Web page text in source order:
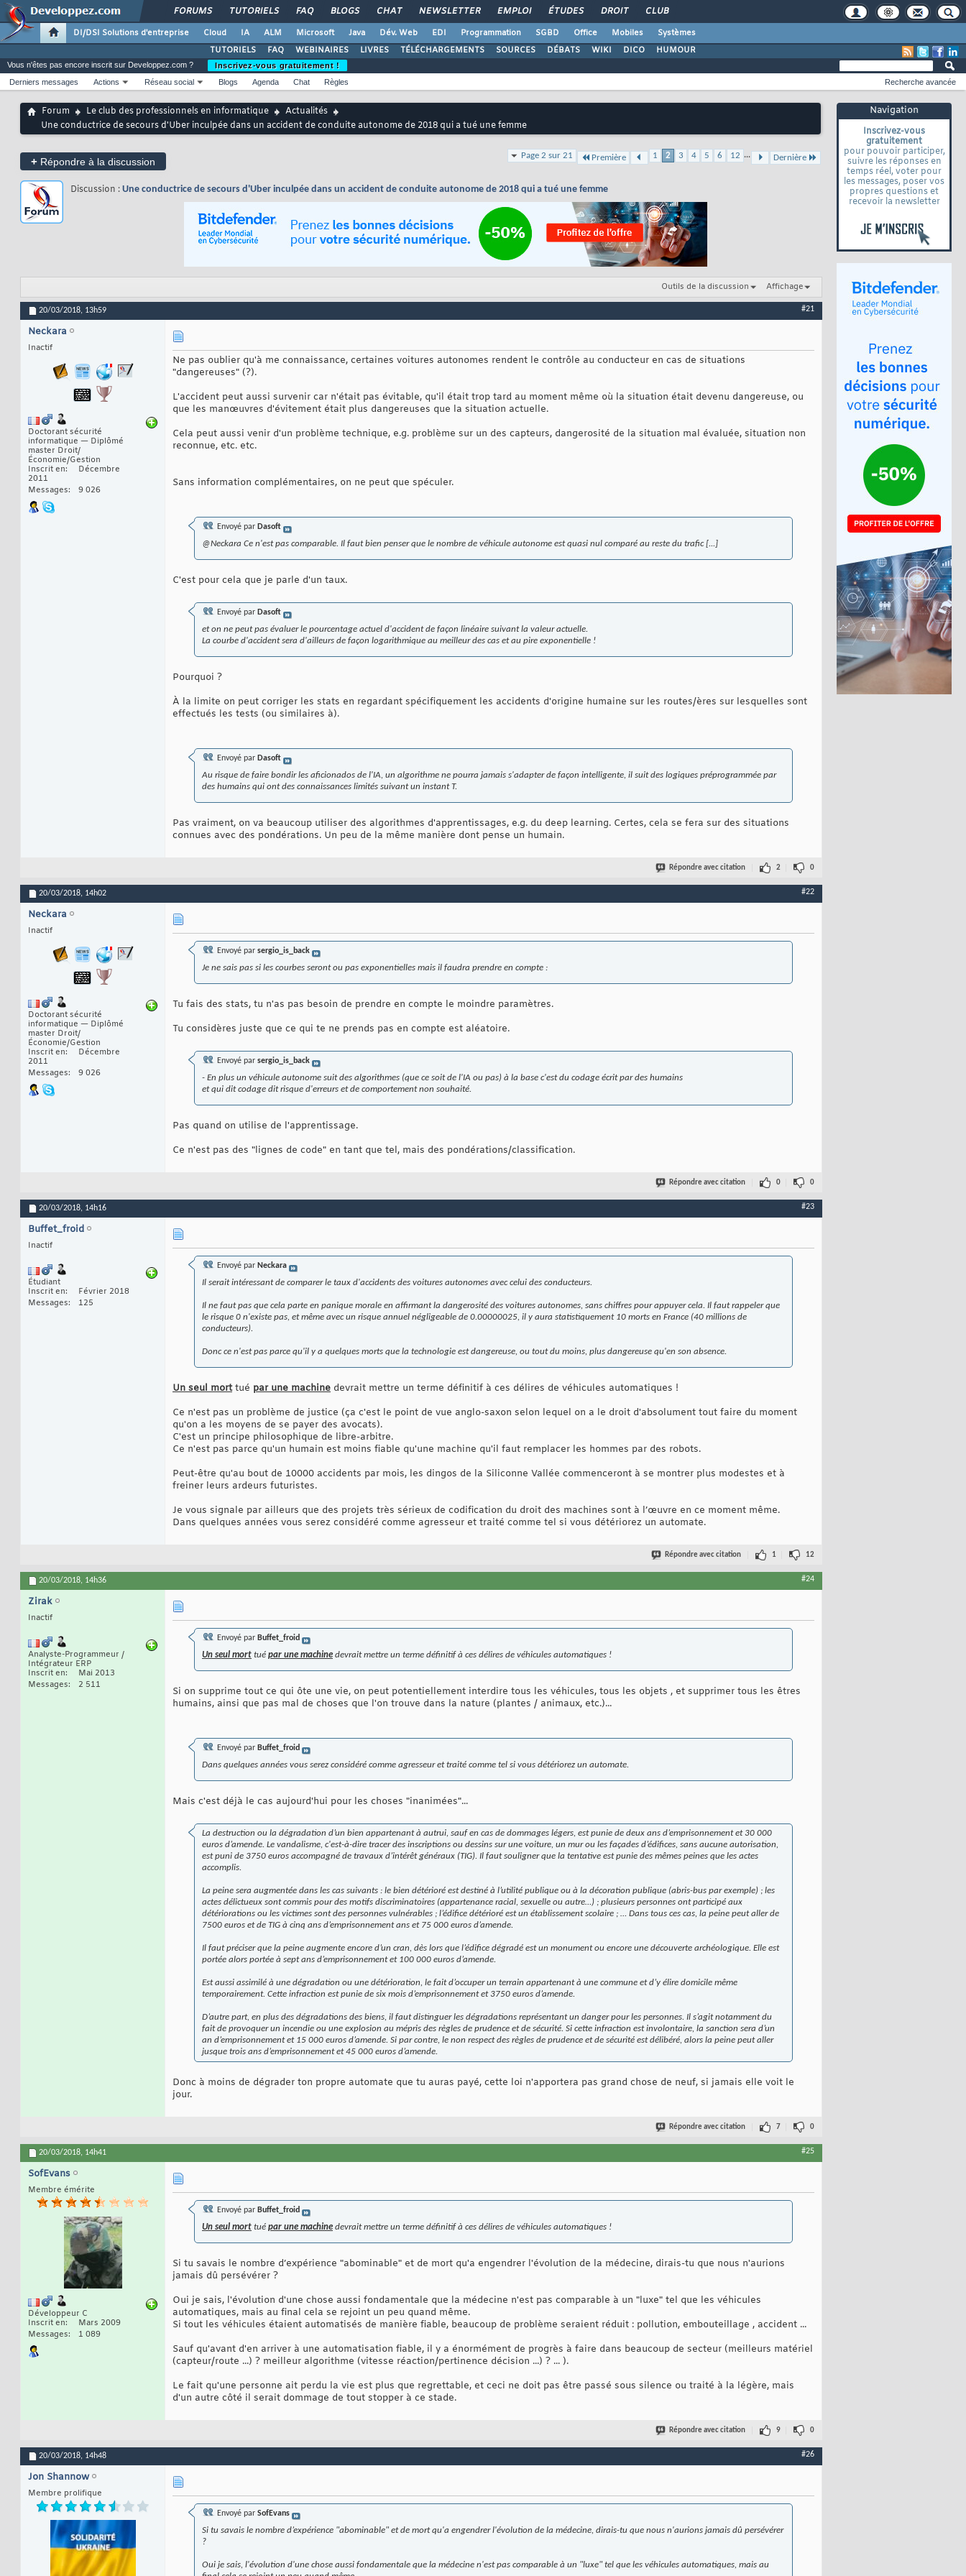
FORUMS TUTORIELS FAQ BLOGS CHAT NEWSLETTER EMPLOI ÉTUDES DROIT CLUB
DI/DSI Solutions d'entreprise Cloud IA ALM Microsoft Java Dév. Web EDI Programmation SGBD Office Mobiles
Systèmes
TUTORIELS
FAQ WEBINAIRES LIVRES TÉLÉCHARGEMENTS SOURCES DÉBATS WIKI DICO HUMOUR
Navigation
Inscrivez-vous
gratuitement
pour pouvoir participer,
suivre les réponses en
temps réel, voter pour
les messages, poser vos
propres questions et
recevoir la newsletter
Vous n'êtes pas encore inscrit sur Developpez.com ?
Inscrivez-vous gratuitement !
Derniers messages
Actions Réseau social Blogs Agenda Chat Règles Recherche avancée
Forum Le club des professionnels en informatique
Actualités
Une conductrice de secours d'Uber inculpée dans un accident de conduite autonome de 2018 qui a tué une femme
+ Répondre à la discussion
Page 2 sur 21 Première 1 2 3 4 5 6 12 ... Dernière
Discussion : Une conductrice de secours d'Uber inculpée dans un accident de conduite autonome de 2018 qui a tué une femme
Outils de la discussion Affichage
20/03/2018, 13h59 #21
Neckara
Inactif
Doctorant sécurité
informatique — Diplômé
master Droit/
Économie/Gestion
Inscrit en
Décembre
2011
Messages
9 026
Ne pas oublier qu'à me connaissance, certaines voitures autonomes rendent le contrôle au conducteur en cas de situations
"dangereuses" (?).
L'accident peut aussi survenir car n'était pas évitable, qu'il était trop tard au moment même où la situation était devenu dangereuse, ou
que les manœuvres d'évitement était plus dangereuses que la situation actuelle.
Cela peut aussi venir d'un problème technique, e.g. problème sur un des capteurs, dangerosité de la situation mal évaluée, situation non
reconnue, etc. etc.
Sans information complémentaires, on ne peut que spéculer.
Envoyé par Dasoft
@Neckara Ce n'est pas comparable. Il faut bien penser que le nombre de véhicule autonome est quasi nul comparé au reste du trafic [...]
C'est pour cela que je parle d'un taux.
Envoyé par Dasoft
et on ne peut pas évaluer le pourcentage actuel d'accident de façon linéaire suivant la valeur actuelle.
La courbe d'accident sera d'ailleurs de façon logarithmique au meilleur des cas et au pire exponentielle !
Pourquoi ?
À la limite on peut corriger les stats en regardant spécifiquement les accidents d'origine humaine sur les routes/ères sur lesquelles sont
effectués les tests (ou similaires à).
Envoyé par Dasoft
Au risque de faire bondir les aficionados de l'IA, un algorithme ne pourra jamais s'adapter de façon intelligente, il suit des logiques préprogrammée par
des humains qui ont des connaissances limités suivant un instant T.
Pas vraiment, on va beaucoup utiliser des algorithmes d'apprentissages, e.g. du deep learning. Certes, cela se fera sur des situations
connues avec des pondérations. Un peu de la même manière dont pense un humain.
Répondre avec citation 2 0
20/03/2018, 14h02 #22
Neckara
Inactif
Doctorant sécurité
informatique — Diplômé
master Droit/
Économie/Gestion
Inscrit en
Décembre
2011
Messages
9 026
Envoyé par sergio_is_back
Je ne sais pas si les courbes seront ou pas exponentielles mais il faudra prendre en compte :
Tu fais des stats, tu n'as pas besoin de prendre en compte le moindre paramètres.
Tu considères juste que ce qui te ne prends pas en compte est aléatoire.
Envoyé par sergio_is_back
- En plus un véhicule autonome suit des algorithmes (que ce soit de l'IA ou pas) à la base c'est du codage écrit par des humains
et qui dit codage dit risque d'erreurs et de comportement non souhaité.
Pas quand on utilise de l'apprentissage.
Ce n'est pas des "lignes de code" en tant que tel, mais des pondérations/classification.
Répondre avec citation 0 0
20/03/2018, 14h16 #23
Buffet_froid
Inactif
Étudiant
Inscrit en
Février 2018
Messages
125
Envoyé par Neckara
Il serait intéressant de comparer le taux d'accidents des voitures autonomes avec celui des conducteurs.
Il ne faut pas que cela parte en panique morale en affirmant la dangerosité des voitures autonomes, sans chiffres pour appuyer cela. Il faut rappeler que
le risque 0 n'existe pas, et même avec un risque annuel négligeable de 0.00000025, il y aura statistiquement 10 morts en France (40 millions de
conducteurs).
Donc ce n'est pas parce qu'il y a quelques morts que la technologie est dangereuse, ou tout du moins, plus dangereuse qu'en son absence.
Un seul morttué par une machine devrait mettre un terme définitif à ces délires de véhicules automatiques !
Ce n'est pas un problème de justice (ça c'est le point de vue anglo-saxon selon lequel on a le droit d'absolument tout faire du moment
qu'on a les moyens de se payer des avocats).
C'est un principe philosophique de libre-arbitre.
Ce n'est pas parce qu'un humain est moins fiable qu'une machine qu'il faut remplacer les hommes par des robots.
Peut-être qu'au bout de 10000 accidents par mois, les dingos de la Siliconne Vallée commenceront à se montrer plus modestes et à
freiner leurs ardeurs futuristes.
Je vous signale par ailleurs que des projets très sérieux de codification du droit des machines sont à l’œuvre en ce moment même.
Dans quelques années vous serez considéré comme agresseur et traité comme tel si vous détériorez un automate.
Répondre avec citation 1 12
20/03/2018, 14h36 #24
Zirak
Inactif
Analyste-Programmeur /
Intégrateur ERP
Inscrit en
Mai 2013
Messages
2 511
Envoyé par Buffet_froid
Un seul mort tué par une machine devrait mettre un terme définitif à ces délires de véhicules automatiques !
Si on supprime tout ce qui ôte une vie, on peut potentiellement interdire tous les véhicules, tous les objets , et supprimer tous les êtres
humains, ainsi que pas mal de choses que l'on trouve dans la nature (plantes / animaux, etc.)...
Envoyé par Buffet_froid
Dans quelques années vous serez considéré comme agresseur et traité comme tel si vous détériorez un automate.
Mais c'est déjà le cas aujourd'hui pour les choses "inanimées"...
La destruction ou la dégradation d’un bien appartenant à autrui, sauf en cas de dommages légers, est punie de deux ans d’emprisonnement et 30 000
euros d’amende. Le vandalisme, c'est-à-dire tracer des inscriptions ou dessins sur une voiture, un mur ou les façades d’édifices, sans aucune autorisation,
est puni de 3750 euros accompagné de travaux d’intérêt généraux (TIG). Il faut souligner que la tentative est punie des mêmes peines que les actes
accomplis.
La peine sera augmentée dans les cas suivants : le bien détérioré est destiné à l’utilité publique ou à la décoration publique (abris-bus par exemple) ; les
actes délictueux sont commis pour des motifs discriminatoires (appartenance racial, sexuelle ou autre…) ; plusieurs personnes ont participé aux
détériorations ou les victimes sont des personnes vulnérables ; l’édifice détérioré est un établissement scolaire ; … Dans tous ces cas, la peine peut aller de
7500 euros et de TIG à cinq ans d’emprisonnement ans et 75 000 euros d’amende.
Il faut préciser que la peine augmente encore d’un cran, dès lors que l’édifice dégradé est un monument ou encore une découverte archéologique. Elle est
portée alors portée à sept ans d’emprisonnement et 100 000 euros d’amende.
Est aussi assimilé à une dégradation ou une détérioration, le fait d’occuper un terrain appartenant à une commune et d’y élire domicile même
temporairement. Cette infraction est punie de six mois d’emprisonnement et 3750 euros d’amende.
D’autre part, en plus des dégradations des biens, il faut distinguer les dégradations représentant un danger pour les personnes. Il s’agit notamment du
fait de provoquer un incendie ou une explosion au mépris des règles de prudence et de sécurité. Si cette infraction est involontaire, la sanction sera d’un
an d’emprisonnement et 15 000 euros d’amende. Si par contre, le non respect des règles de prudence et de sécurité est délibéré, alors la peine peut aller
jusque trois ans d’emprisonnement et 45 000 euros d’amende.
Donc à moins de dégrader ton propre automate que tu auras payé, cette loi n'apportera pas grand chose de neuf, si jamais elle voit le
jour.
Répondre avec citation 7 0
20/03/2018, 14h41 #25
SofEvans
Membre émérite
Développeur C
Inscrit en
Mars 2009
Messages
1 089
Envoyé par Buffet_froid
Un seul mort tué par une machine devrait mettre un terme définitif à ces délires de véhicules automatiques !
Si tu savais le nombre d’expérience "abominable" et de mort qu'a engendrer l'évolution de la médecine, dirais-tu que nous n'aurions
jamais dû persévérer ?
Oui je sais, l'évolution d'une chose aussi fondamentale que la médecine n'est pas comparable à un "luxe" tel que les véhicules
automatiques, mais au final cela se rejoint un peu quand même.
Si tout les véhicules étaient automatisés de manière fiable, beaucoup de problème seraient réduit : pollution, embouteillage , accident ...
Sauf qu'avant d'en arriver à une automatisation fiable, il y a énormément de progrès à faire dans beaucoup de secteur (meilleurs matériel
(capteur/route ...) ? meilleur algorithme (vitesse réaction/pertinence décision ...) ? ... ).
Le fait qu'une personne ait perdu la vie est plus que regrettable, et ceci ne doit pas être passé sous silence ou traité à la légère, mais
d'un autre côté il serait dommage de tout stopper à ce stade.
Répondre avec citation 9 0
20/03/2018, 14h48 #26
Jon Shannow
Membre prolifique
Envoyé par SofEvans
Si tu savais le nombre d’expérience "abominable" et de mort qu'a engendrer l'évolution de la médecine, dirais-tu que nous n'aurions jamais dû persévérer
?
Oui je sais, l'évolution d'une chose aussi fondamentale que la médecine n'est pas comparable à un "luxe" tel que les véhicules automatiques, mais au